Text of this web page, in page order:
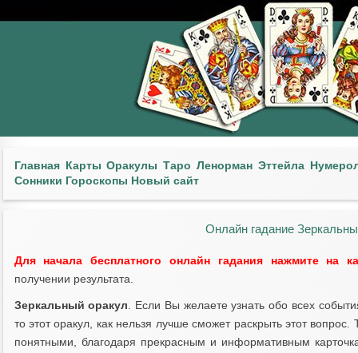
Главная Карты Оракулы Таро Ленорман Эттейла
Сонники Гороскопы Новый сайт
Онлайн гадание
Для начала бесплатного онлайн гадания нажмите на
получении результата.
Зеркальный оракул . Если Вы желаете узнать обо всех
то этот оракул, как нельзя лучше сможет раскрыть этот
понятными, благодаря прекрасным и информативным